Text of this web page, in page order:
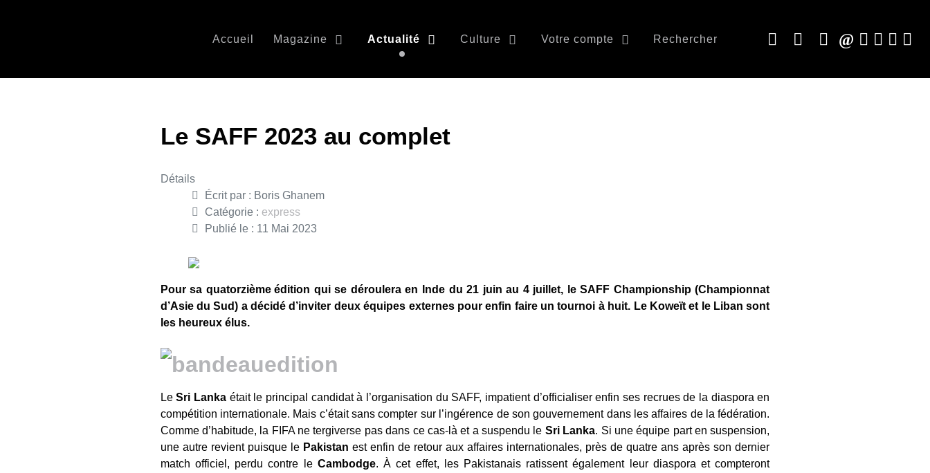
Accueil Magazine Actualité Culture Votre compte Rechercher
Le SAFF 2023 au complet
Détails
Écrit par : Boris Ghanem
Catégorie : express
Publié le : 11 Mai 2023
Pour sa quatorzième édition qui se déroulera en Inde du 21 juin au 4 juillet, le SAFF Championship (Championnat
d’Asie du Sud) a décidé d’inviter deux équipes externes pour enfin faire un tournoi à huit. Le Koweït et le Liban sont
les heureux élus.
LeSri Lankaétait le principal candidat à l’organisation du SAFF, impatient d’officialiser enfin ses recrues de la diaspora en
compétition internationale. Mais c’était sans compter sur l’ingérence de son gouvernement dans les affaires de la fédération.
Comme d’habitude, la FIFA ne tergiverse pas dans ce cas-là et a suspendu le Sri Lanka. Si une équipe part en suspension,
une autre revient puisque le Pakistan est enfin de retour aux affaires internationales, près de quatre ans après son dernier
match officiel, perdu contre le Cambodge. À cet effet, les Pakistanais ratissent également leur diaspora et compteront